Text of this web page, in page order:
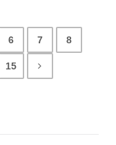
6 7 8
15